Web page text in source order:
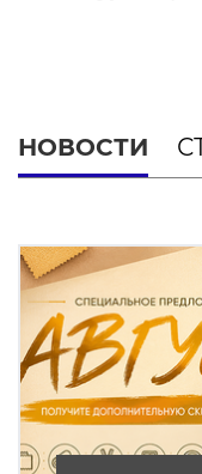
НОВОСТИ